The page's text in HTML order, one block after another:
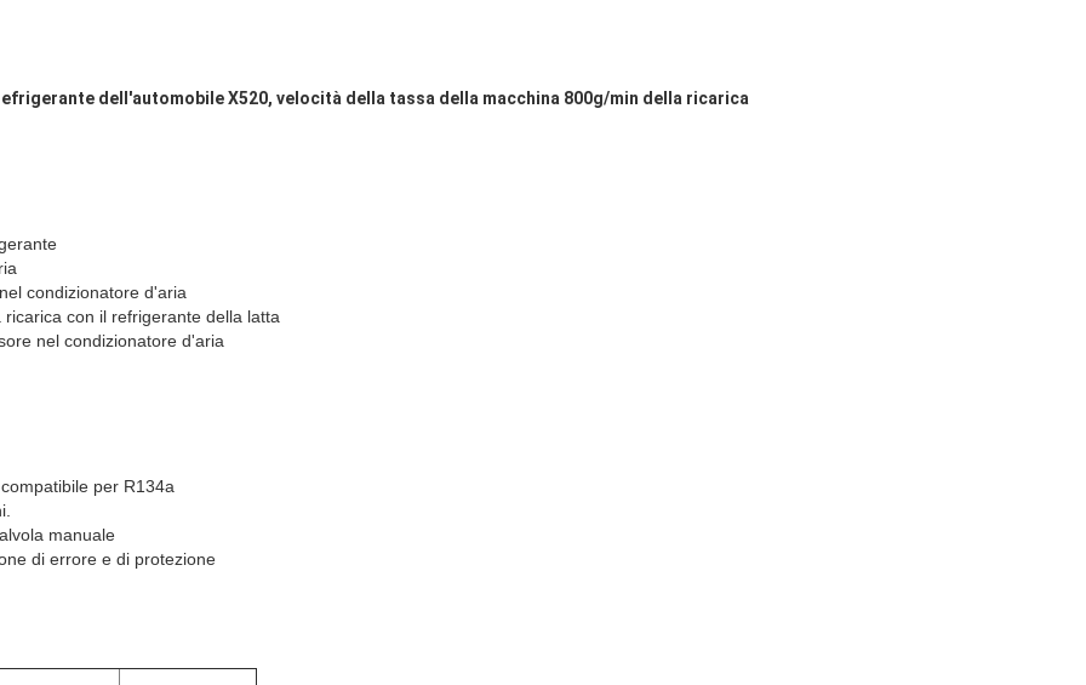
dell'automobile X520, velocità della tassa della macchina 800g/min della ricarica
condizionatore d'aria
con il refrigerante della latta
nel condizionatore d'aria
per R134a
manuale
di errore e di protezione